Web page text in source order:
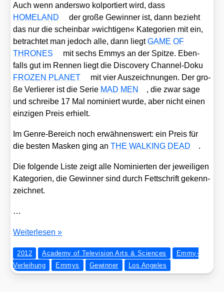
Auch wenn anders­wo kol­por­tiert wird, dass
HOMELAND
der gro­ße Gewin­ner ist, dann bezieht
das nur die schein­bar »wich­ti­gen« Kate­go­rien mit ein,
betrach­tet man jedoch alle, dann liegtGAME OF
THRONES
mit sechs Emmys an der Spit­ze. Eben­
falls gut im Ren­nen liegt die Dis­co­very Chan­nel-Doku
FROZEN PLANET
mit vier Aus­zeich­nun­gen. Der gro­
ße Ver­lie­rer ist die Serie MAD MEN
, die zwar sage
und schrei­be 17 Mal nomi­niert wur­de, aber nicht einen
ein­zi­gen Preis erhielt.
Im Gen­re-Bereich noch erwäh­nens­wert: ein Preis für
die bes­ten Mas­ken ging anTHE WALKING DEAD .
Die fol­gen­de Lis­te zeigt alle Nomi­nier­ten der jewei­li­gen
Kate­go­rien, die Gewin­ner sind durch Fett­schrift gekenn­
zeich­net.
…
Die
Time-
Emmys
Wei­ter­le­sen »
2012 Academy of Television Arts & Sciences
Emmy-
Verleihung
Emmys Gewinner Los Angeles